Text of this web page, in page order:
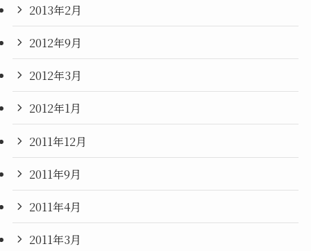
2013年2月
2012年9月
2012年3月
2012年1月
2011年12月
2011年9月
2011年4月
2011年3月